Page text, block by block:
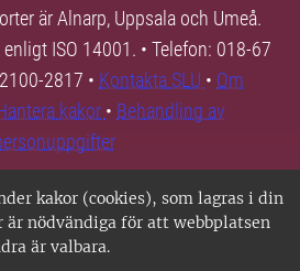
kakor (cookies), som lagras i din
är nödvändiga för att webbplatsen
är valbara.
är Alnarp, Uppsala och Umeå.
ISO 14001. • Telefon: 018-67
2817 • Kontakta SLU • Om
kakor • Behandling av